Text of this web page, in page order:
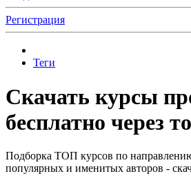
Регистрация
Теги
Скачать курсы
бесплатно через
Подборка ТОП курсов по
популярных и именитых авторов -